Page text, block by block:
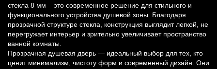
стекла 8 мм – это современное решение для стильного и
функционального устройства душевой зоны. Благодаря
прозрачной структуре стекла, конструкция выглядит легкой, не
перегружает интерьер и зрительно увеличивает пространство
ванной комнаты.
Прозрачная душевая дверь — идеальный выбор для тех, кто
ценит минимализм, чистоту форм и современный дизайн. Они